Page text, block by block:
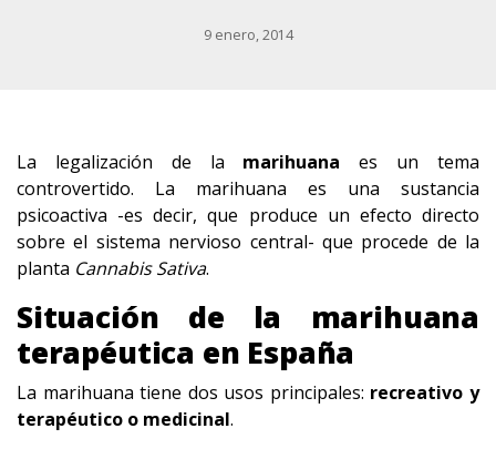
9 enero, 2014
La legalización de la marihuana es un tema
controvertido. La marihuana es una sustancia
psicoactiva -es decir, que produce un efecto directo
sobre el sistema nervioso central- que procede de la
planta Cannabis Sativa.
Situación de la marihuana
terapéutica en España
La marihuana tiene dos usos principales: recreativo y
terapéutico o medicinal.